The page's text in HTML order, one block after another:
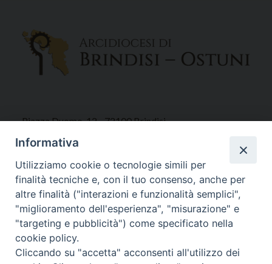
Piazza Duomo, 12 - 72100 Brindisi
Tel 0831.521958
Fax 0831.528315
Orari Curia
Mar. / Mer. / Giov. ore 9 - 13
nei mesi estivi solo Martedì ore 9 - 13
Informativa
Utilizziamo cookie o tecnologie simili per
finalità tecniche e, con il tuo consenso, anche per
altre finalità ("interazioni e funzionalità semplici",
"miglioramento dell'esperienza", "misurazione" e
"targeting e pubblicità") come specificato nella
cookie policy.
Cliccando su "accetta" acconsenti all'utilizzo dei